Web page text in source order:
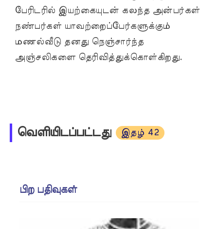
பேரிடரில் இயற்கையுடன் கலந்த அன்பர்கள்
நண்பர்கள் யாவற்றைப்பேர்களுக்கும்
மணல்வீடு தனது நெஞ்சார்ந்த
அஞ்சலிகளை தெரிவித்துக்கொள்கிறது.
வெளியிடப்பட்டது இதழ் 42
பிற பதிவுகள்